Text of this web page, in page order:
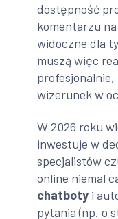
dostępność
komentarzu
widoczne dla
muszą więc
wizerunek w
W 2026 roku
inwestuje w
specjalistów
online niemal
chatboty i
pytania (np. o